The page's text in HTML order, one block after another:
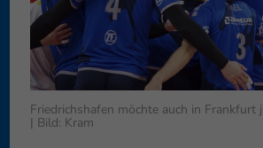
Friedrichshafen möchte auch in Frankfurt
| Bild: Kram
können Ihre Einwilligung zu ganzen
weitere Informationen anzeigen lassen und
Cookies auswählen.
Speichern Nur essenzielle